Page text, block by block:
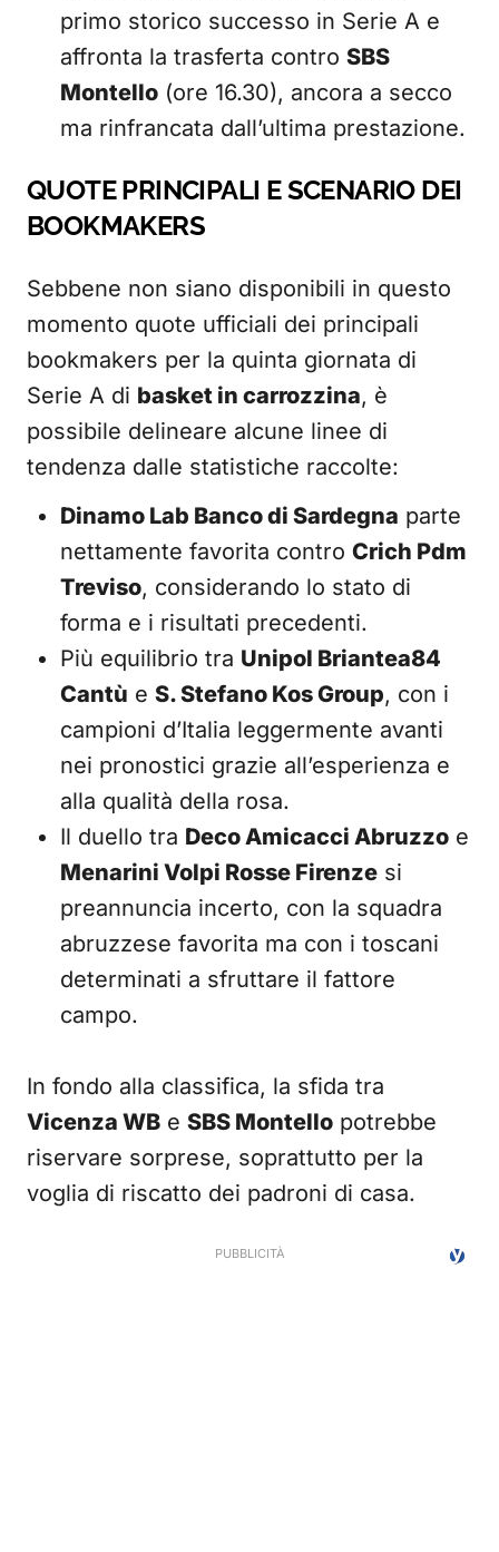
primo storico successo in Serie A e
affronta la trasferta contro SBS
Montello (ore 16.30), ancora a secco
ma rinfrancata dall’ultima prestazione.
QUOTE PRINCIPALI E SCENARIO DEI
BOOKMAKERS
Sebbene non siano disponibili in questo
momento quote ufficiali dei principali
bookmakers per la quinta giornata di
Serie A di basket in carrozzina, è
possibile delineare alcune linee di
tendenza dalle statistiche raccolte:
Dinamo Lab Banco di Sardegna parte
nettamente favorita contro Crich Pdm
Treviso, considerando lo stato di
forma e i risultati precedenti.
Più equilibrio tra Unipol Briantea84
Cantù e S. Stefano Kos Group, con i
campioni d’Italia leggermente avanti
nei pronostici grazie all’esperienza e
alla qualità della rosa.
Il duello tra Deco Amicacci Abruzzo e
Menarini Volpi Rosse Firenze si
preannuncia incerto, con la squadra
abruzzese favorita ma con i toscani
determinati a sfruttare il fattore
campo.
In fondo alla classifica, la sfida tra
Vicenza WB e SBS Montello potrebbe
riservare sorprese, soprattutto per la
voglia di riscatto dei padroni di casa.